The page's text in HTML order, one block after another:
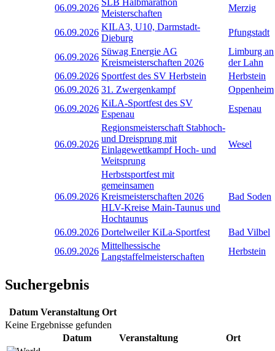
06.09.2026
Meisterschaften
Merzig
06.09.2026
KILA3, U10, Darmstadt-
Dieburg
Pfungstadt
06.09.2026
Süwag Energie AG
Kreismeisterschaften 2026
Limburg an
der Lahn
06.09.2026 Sportfest des SV Herbstein
Herbstein
06.09.2026 31. Zwergenkampf
Oppenheim
06.09.2026
KiLA-Sportfest des SV
Espenau
Espenau
06.09.2026
Regionsmeisterschaft Stabhoch-
und Dreisprung mit
Einlagewettkampf Hoch- und
Weitsprung
Wesel
06.09.2026
Herbstsportfest mit
gemeinsamen
Kreismeisterschaften 2026
HLV-Kreise Main-Taunus und
Hochtaunus
Bad Soden
06.09.2026 Dortelweiler KiLa-Sportfest
Bad Vilbel
06.09.2026
Mittelhessische
Langstaffelmeisterschaften
Herbstein
Suchergebnis
Datum Veranstaltung Ort
Keine Ergebnisse gefunden
Datum
Veranstaltung Ort